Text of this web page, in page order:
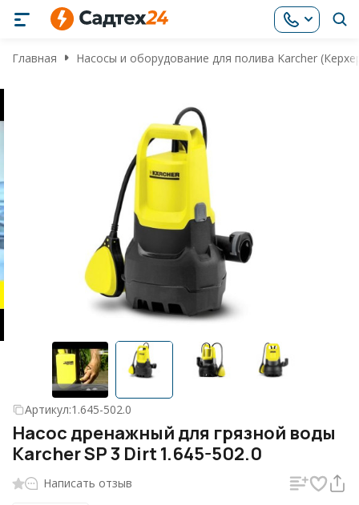
Главная Насосы и оборудование для полива Karcher
Артикул:1.645-502.0
Насос дренажный для грязной воды
Karcher SP 3 Dirt 1.645-502.0
Написать отзыв